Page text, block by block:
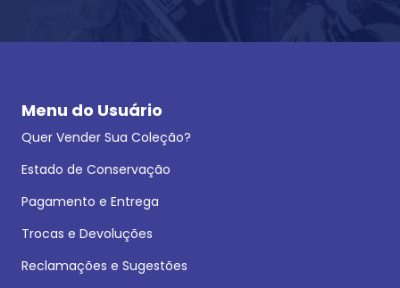
Menu do Usuário
Quer Vender Sua Coleção?
Estado de Conservação
Pagamento e Entrega
Trocas e Devoluções
Reclamações e Sugestões